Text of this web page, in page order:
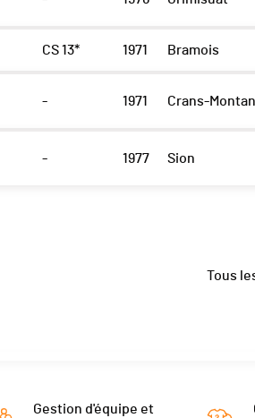
CS 13* 1971 Bramois
- 1971 Crans-
- 1977 Sion
Tous
Gestion d'équipe et